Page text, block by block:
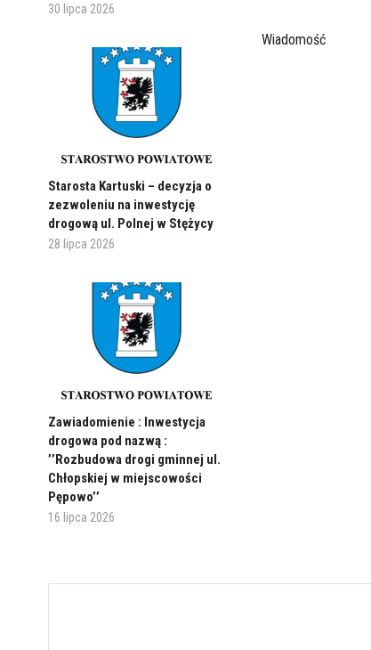
30 lipca 2026
Starosta Kartuski – decyzja o
zezwoleniu na inwestycję
drogową ul. Polnej w Stężycy
28 lipca 2026
Zawiadomienie : Inwestycja
drogowa pod nazwą :
’’Rozbudowa drogi gminnej ul.
Chłopskiej w miejscowości
Pępowo’’
16 lipca 2026
Wiadomość